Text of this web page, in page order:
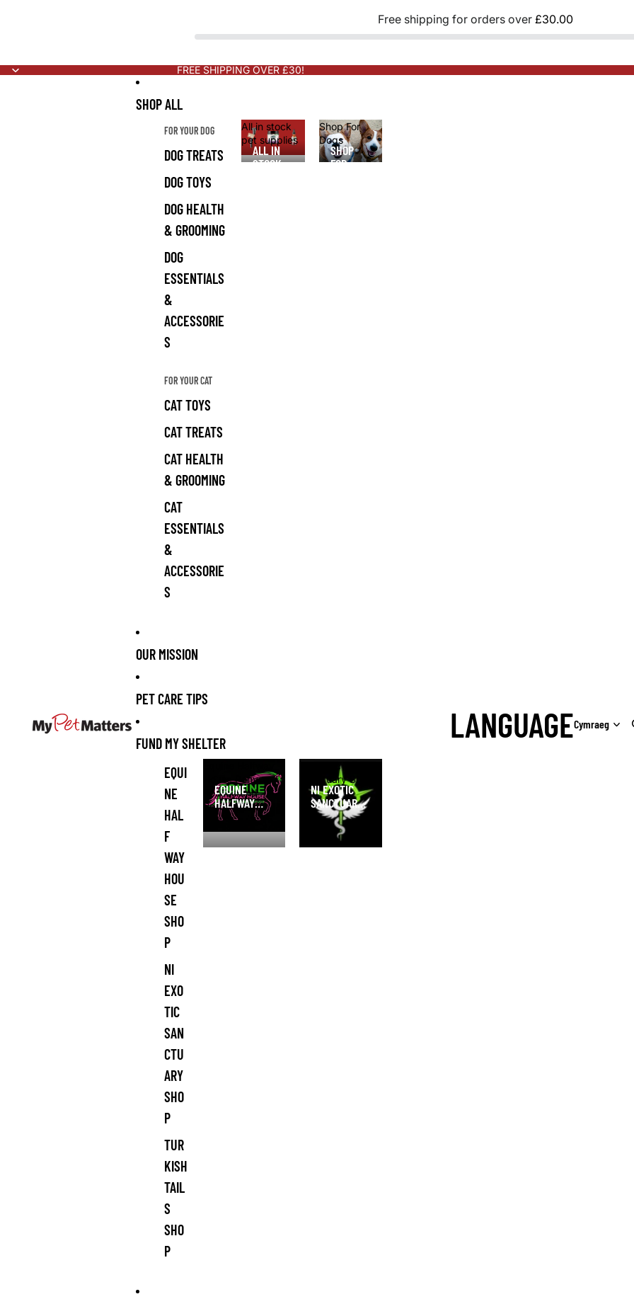
Free shipping for orders over £30.00
FREE SHIPPING OVER £30!
SHOP ALL
FOR YOUR DOG
DOG TREATS
DOG TOYS
DOG HEALTH
& GROOMING
DOG
ESSENTIALS
&
ACCESSORIE
S
FOR YOUR CAT
CAT TOYS
CAT TREATS
CAT HEALTH
& GROOMING
CAT
ESSENTIALS
&
ACCESSORIE
S
All in stock
pet supplies
ALL IN
STOCK
Shop For
Dogs
SHOP
FOR
OUR MISSION
PET CARE TIPS
FUND MY SHELTER
EQUI
NE
HAL
F
WAY
HOU
SE
SHO
P
NI
EXO
TIC
SAN
CTU
ARY
SHO
P
TUR
KISH
TAIL
S
SHO
P
House Pony
Rescue and
Refuge Shop
EQUINE
HALFWAY
HOUSE PONY
RESCUE AND
REFUGE
NI Exotic
Sanctuary Shop
NI EXOTIC
SANCTUARY
SHOP
LANGUAGE